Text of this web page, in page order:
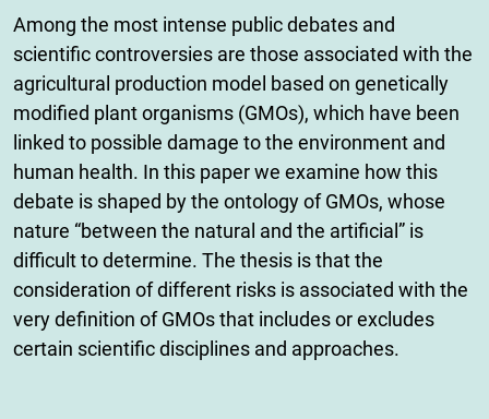
Among the most intense public debates and
scientific controversies are those associated with the
agricultural production model based on genetically
modified plant organisms (GMOs), which have been
linked to possible damage to the environment and
human health. In this paper we examine how this
debate is shaped by the ontology of GMOs, whose
nature “between the natural and the artificial” is
difficult to determine. The thesis is that the
consideration of different risks is associated with the
very definition of GMOs that includes or excludes
certain scientific disciplines and approaches.